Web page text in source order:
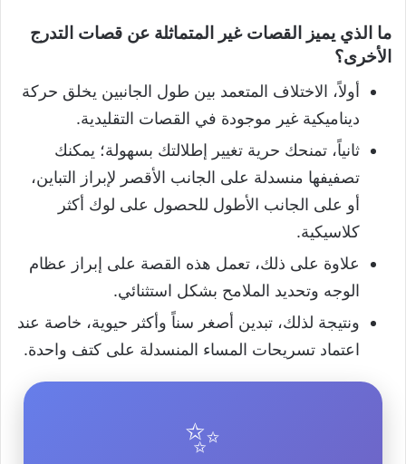
ما الذي يميز القصات غير المتماثلة عن قصات التدرج
الأخرى؟
أولاً، الاختلاف المتعمد بين طول الجانبين يخلق حركة
ديناميكية غير موجودة في القصات التقليدية.
ثانياً، تمنحك حرية تغيير إطلالتك بسهولة؛ يمكنك
تصفيفها منسدلة على الجانب الأقصر لإبراز التباين،
أو على الجانب الأطول للحصول على لوك أكثر
كلاسيكية.
علاوة على ذلك، تعمل هذه القصة على إبراز عظام
الوجه وتحديد الملامح بشكل استثنائي.
ونتيجة لذلك، تبدين أصغر سناً وأكثر حيوية، خاصة عند
اعتماد تسريحات المساء المنسدلة على كتف واحدة.
✨